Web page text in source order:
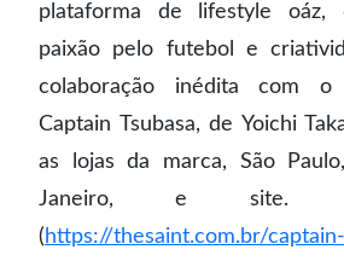
plataforma de lifestyle oáz,
paixão pelo futebol e
colaboração inédita com o
Captain Tsubasa, de Yoichi
as lojas da marca, São
Janeiro, e site.
( https://thesaint.com.br/